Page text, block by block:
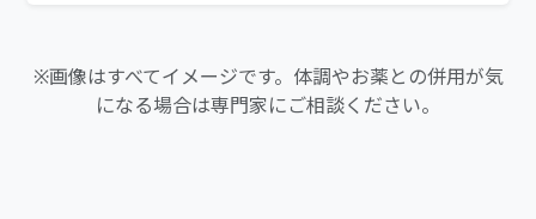
※画像はすべてイメージです。体調やお薬との併用が気
になる場合は専門家にご相談ください。